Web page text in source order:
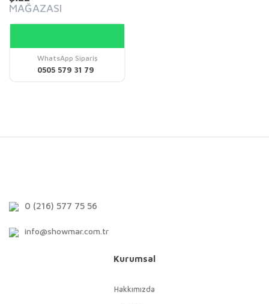
MAĞAZASI
WhatsApp Sipariş
0505 579 31 79
0 (216) 577 75 56
info@showmar.com.tr
Kurumsal
Hakkımızda